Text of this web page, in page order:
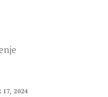
17, 2024